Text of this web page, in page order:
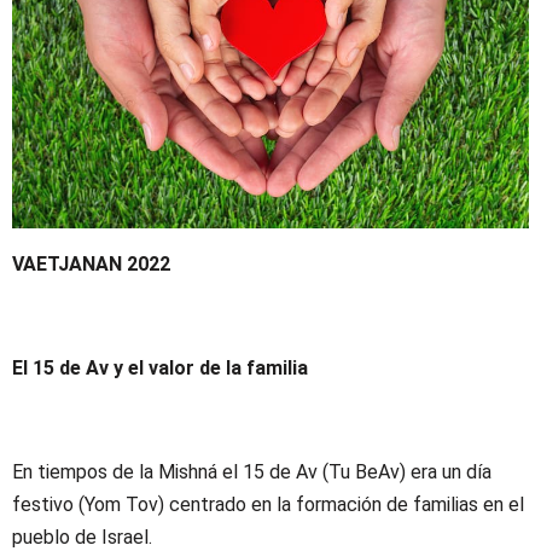
VAETJANAN 2022
El 15 de Av y el valor de la familia
En tiempos de la Mishná el 15 de Av (Tu BeAv) era un día
festivo (Yom Tov) centrado en la formación de familias en el
pueblo de Israel.